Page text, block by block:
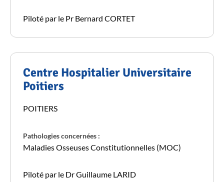
Piloté par le Pr Bernard CORTET
Centre Hospitalier Universitaire
Poitiers
POITIERS
Pathologies concernées :
Maladies Osseuses Constitutionnelles (MOC)
Piloté par le Dr Guillaume LARID